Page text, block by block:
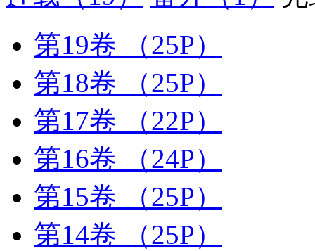
第19卷
（25P）
第18卷
（25P）
第17卷
（22P）
第16卷
（24P）
第15卷
（25P）
第14卷
（25P）